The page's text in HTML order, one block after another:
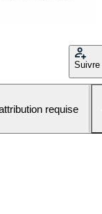
Suivre
requise